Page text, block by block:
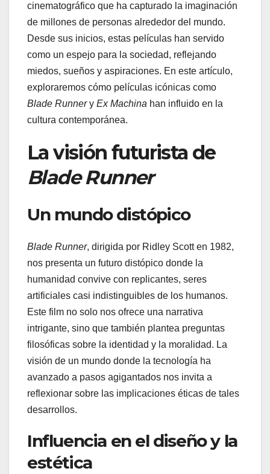
cinematográfico que ha capturado la imaginación
de millones de personas alrededor del mundo.
Desde sus inicios, estas películas han servido
como un espejo para la sociedad, reflejando
miedos, sueños y aspiraciones. En este artículo,
exploraremos cómo películas icónicas como
Blade Runnery Ex Machina han influido en la
cultura contemporánea.
La visión futurista de
Blade Runner
Un mundo distópico
Blade Runner, dirigida por Ridley Scott en 1982,
nos presenta un futuro distópico donde la
humanidad convive con replicantes, seres
artificiales casi indistinguibles de los humanos.
Este film no solo nos ofrece una narrativa
intrigante, sino que también plantea preguntas
filosóficas sobre la identidad y la moralidad. La
visión de un mundo donde la tecnología ha
avanzado a pasos agigantados nos invita a
reflexionar sobre las implicaciones éticas de tales
desarrollos.
Influencia en el diseño y la
estética